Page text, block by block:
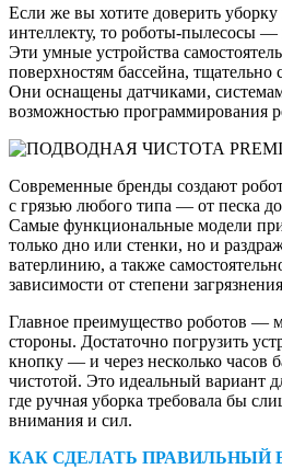
Если же вы хотите доверить
интеллекту, то роботы-пылесосы
Эти умные устройства
поверхностям бассейна, тщательно
Они оснащены датчиками,
возможностью программирования
Современные бренды создают
с грязью любого типа — от песка до
Самые функциональные модели
только дно или стенки, но и
ватерлинию, а также
зависимости от степени
Главное преимущество роботов —
стороны. Достаточно погрузить
кнопку — и через несколько часов
чистотой. Это идеальный вариант
где ручная уборка требовала бы
внимания и сил.
КАК СДЕЛАТЬ ПРАВИЛЬНЫЙ